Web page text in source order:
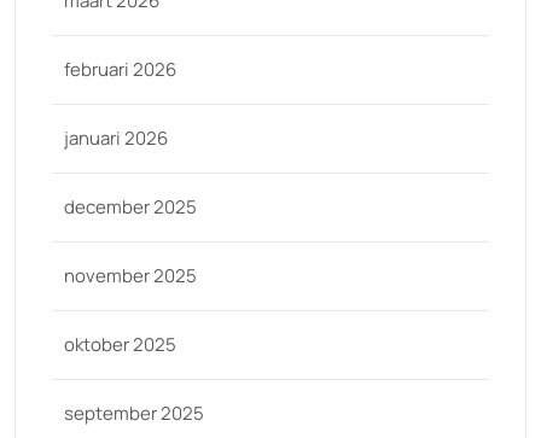
februari 2026
januari 2026
december 2025
november 2025
oktober 2025
september 2025